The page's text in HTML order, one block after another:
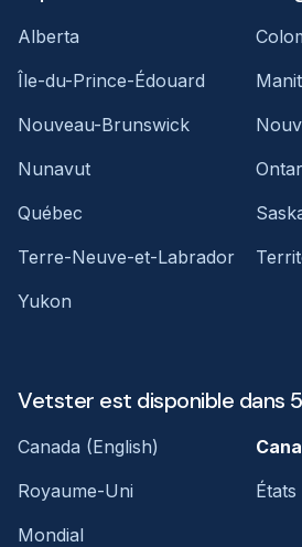
Alberta
Île-du-Prince-Édouard
Nouveau-Brunswick
Nunavut
Québec
Terre-Neuve-et-Labrador
Yukon
Vetster est disponible dans
Canada (English)
Royaume-Uni
États
Mondial